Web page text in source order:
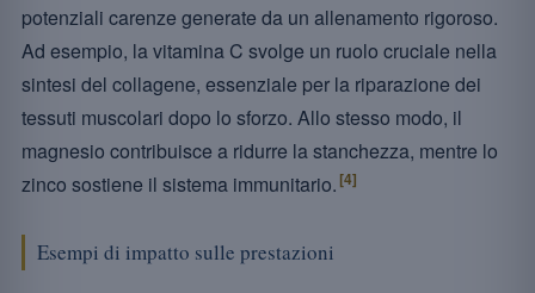
potenziali carenze generate da un allenamento rigoroso.
Ad esempio, la vitamina C svolge un ruolo cruciale nella
sintesi del collagene, essenziale per la riparazione dei
tessuti muscolari dopo lo sforzo. Allo stesso modo, il
magnesio contribuisce a ridurre la stanchezza, mentre lo
zinco sostiene il sistema immunitario. [4]
Esempi di impatto sulle prestazioni